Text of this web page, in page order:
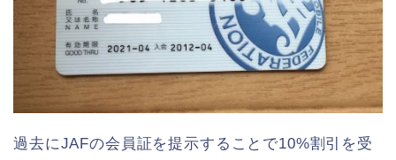
過去にJAFの会員証を提示することで10%割引を受